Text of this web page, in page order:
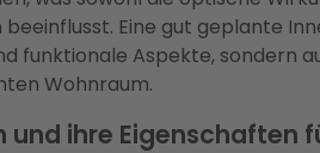
beeinflusst. Eine gut geplante
funktionale Aspekte, sondern
Wohnraum.
und ihre Eigenschaften